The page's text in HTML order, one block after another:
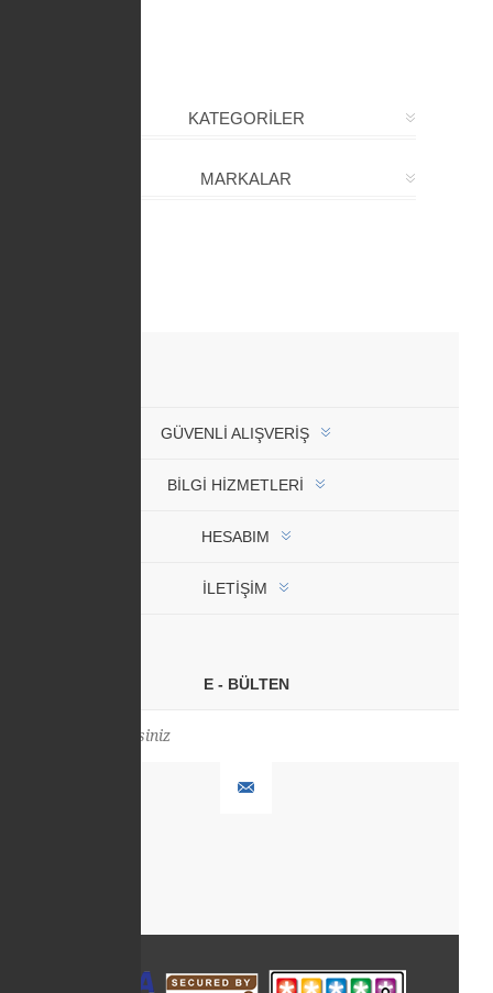
KATEGORİLER
MARKALAR
GÜVENLI ALIŞVERIŞ
BİLGİ HİZMETLERİ
HESABIM
İLETIŞIM
E - BÜLTEN